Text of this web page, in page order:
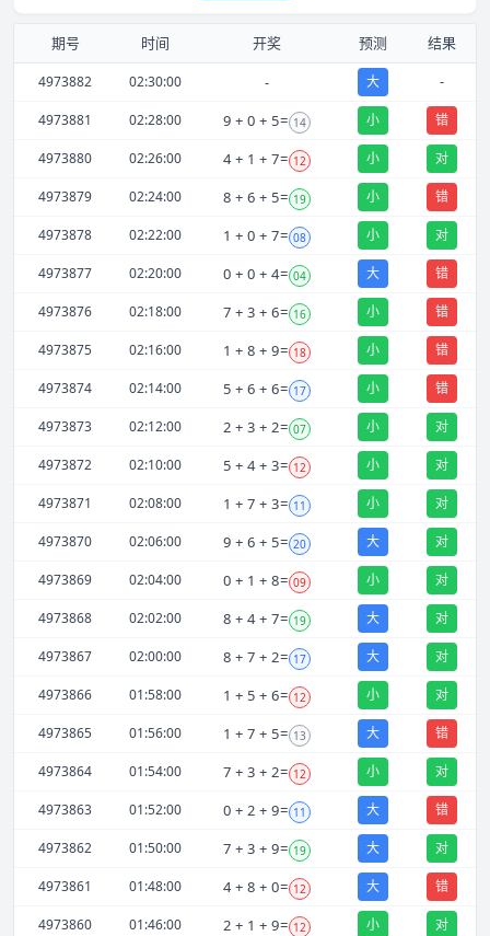
期号 时间 开奖 预测 结果
4973882 02:30:00 - 大 -
4973881 02:28:00 9 + 0 + 5= 14 小 错
4973880 02:26:00 4+ 1 + 7= 12 小 对
4973879 02:24:00 8 + 6 + 5= 19 小 错
4973878 02:22:00 1 + 0 + 7= 08 小 对
4973877 02:20:00 0 + 0 + 4= 04 大 错
4973876 02:18:00 7 + 3 + 6= 16 小 错
4973875 02:16:00 1 + 8 + 9= 18 小 错
4973874 02:14:00 5 + 6 + 6= 17 小 错
4973873 02:12:00 2 + 3 + 2= 07 小 对
4973872 02:10:00 5 + 4+ 3= 12 小 对
4973871 02:08:00 1 + 7 + 3= 11 小 对
4973870 02:06:00 9 + 6 + 5= 20 大 对
4973869 02:04:00 0 + 1 + 8= 09 小 对
4973868 02:02:00 8 + 4+ 7= 19 大 对
4973867 02:00:00 8 + 7 + 2= 17 大 对
4973866 01:58:00 1 + 5 + 6= 12 小 对
4973865 01:56:00 1 + 7 + 5= 13 大 错
4973864 01:54:00 7 + 3 + 2= 12 小 对
4973863 01:52:00 0 + 2 + 9= 11 大 错
4973862 01:50:00 7 + 3 + 9= 19 大 对
4973861 01:48:00 4+ 8 + 0= 12 大 错
4973860 01:46:00 2 + 1 + 9= 12 小 对